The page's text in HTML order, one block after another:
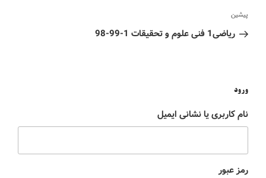
پیشین
ریاضی1 فنی علوم و تحقیقات 1-99-98
ورود
نام کاربری یا نشانی ایمیل
رمز عبور